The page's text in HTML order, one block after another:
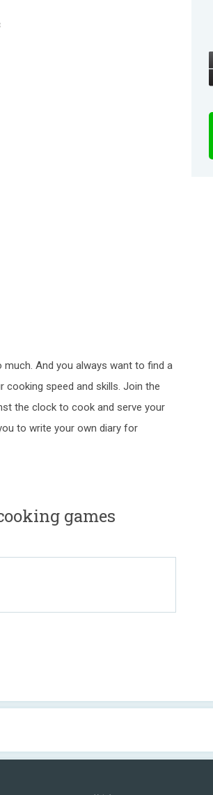
And you always want to find a
speed and skills. Join the
the clock to cook and serve your
to write your own diary for
games